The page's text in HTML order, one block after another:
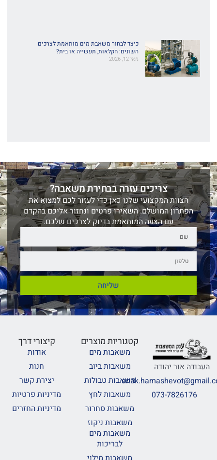
כיצד לבחור משאבת מים מותאמת לצרכים
השונים: חקלאות, תעשייה או בית?
מאי 12, 2026
צריכים עזרה בבחירת משאבה?
הצוות המקצועי שלנו כאן כדי לעזור לכם למצוא את
הפתרון המושלם. השאירו פרטים ונחזור אליכם בהקדם
עם הצעה המותאמת בדיוק לצרכים שלכם.
שליחה
העבודה אור יהודה
073-7826176
קטגוריות מוצרים
משאבות מים
משאבות ביוב
משאבות טבולות
משאבות לחץ
משאבות סחרור
משאבות ניקוז
משאבות מים
לבריכות
קיצורי דרך
אודות
חנות
יצירת קשר
מדיניות פרטיות
מדיניות החזרים